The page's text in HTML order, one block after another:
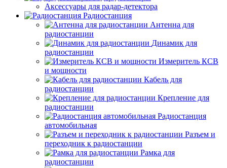
Аксессуары для радар-детектора
Радиостанция
Антенна для
радиостанции
Динамик для
радиостанции
Измеритель КСВ
и мощности
Кабель для
радиостанции
Крепление для
радиостанции
Радиостанция
автомобильная
Разъем и
переходник к радиостанции
Рамка для
радиостанции